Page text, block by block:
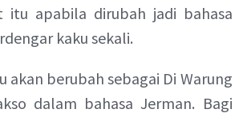
itu apabila dirubah jadi bahasa
kaku sekali.
akan berubah sebagai Di Warung
dalam bahasa Jerman. Bagi